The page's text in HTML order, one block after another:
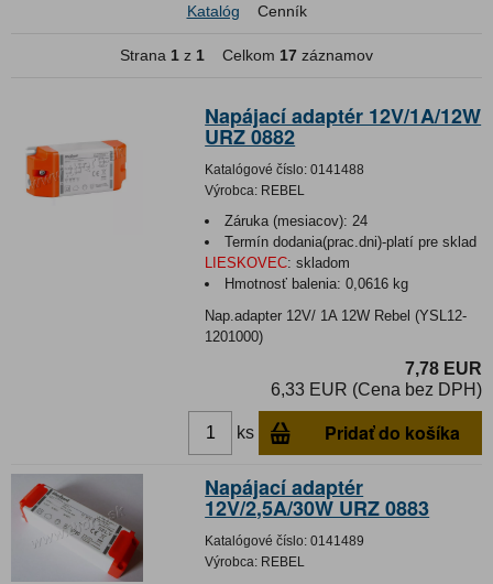
Katalóg Cenník
Strana 1 z 1 Celkom 17 záznamov
Napájací adaptér 12V/1A/12W
URZ 0882
Katalógové číslo: 0141488
Výrobca: REBEL
Záruka (mesiacov): 24
Termín dodania(prac.dni)-platí pre sklad
LIESKOVEC: skladom
Hmotnosť balenia:0,0616 kg
Nap.adapter 12V/ 1A 12W Rebel (YSL12-
1201000)
7,78 EUR
6,33 EUR (Cena bez DPH)
ks Pridať do košíka
Napájací adaptér
12V/2,5A/30W URZ 0883
Katalógové číslo: 0141489
Výrobca: REBEL